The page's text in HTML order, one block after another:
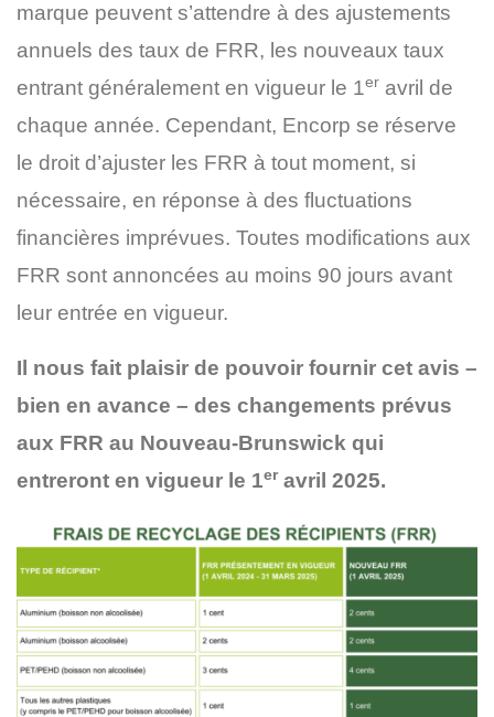
marque peuvent s’attendre à des ajustements
annuels des taux de FRR, les nouveaux taux
entrant généralement en vigueur le 1er avril de
chaque année. Cependant, Encorp se réserve
le droit d’ajuster les FRR à tout moment, si
nécessaire, en réponse à des fluctuations
financières imprévues. Toutes modifications aux
FRR sont annoncées au moins 90 jours avant
leur entrée en vigueur.
Il nous fait plaisir de pouvoir fournir cet avis –
bien en avance – des changements prévus
aux FRR au Nouveau-Brunswick qui
entreront en vigueur le 1eravril 2025.